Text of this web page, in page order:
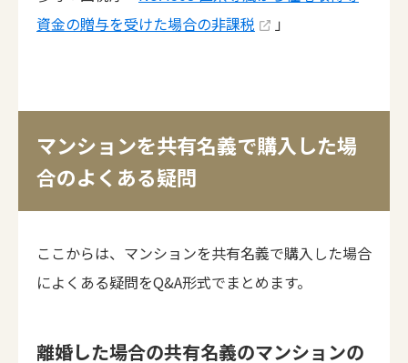
資金の贈与を受けた場合の非課税
」
マンションを共有名義で購入した場
合のよくある疑問
ここからは、マンションを共有名義で購入した場合
によくある疑問をQ&A形式でまとめます。
離婚した場合の共有名義のマンションの